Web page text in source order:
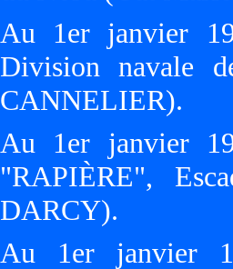
Au 1er janvier
Division navale
CANNELIER).
Au 1er janvier
"RAPIÈRE",
DARCY).
Au 1er janvier